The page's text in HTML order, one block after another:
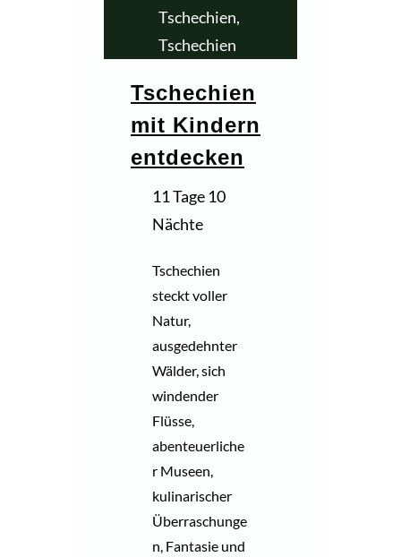
Tschechien,
Tschechien
Tschechien
mit Kindern
entdecken
11 Tage 10
Nächte
Tschechien
steckt voller
Natur,
ausgedehnter
Wälder, sich
windender
Flüsse,
abenteuerliche
r Museen,
kulinarischer
Überraschunge
n, Fantasie und